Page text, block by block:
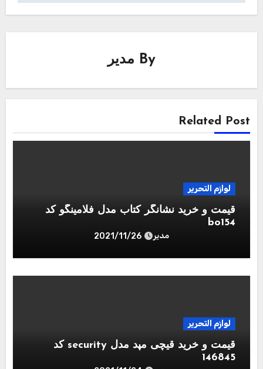
By مدیر
Related Post
لوازم التحریر
قیمت و خرید نشانگر کتاب مدل فلامینگو کد
bo154
مدیر 2021/11/26
لوازم التحریر
قیمت و خرید قیچی مپد مدل security کد
146845